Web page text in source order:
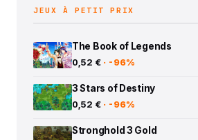
JEUX À PETIT PRIX
The Book of Legends
0,52 € · -96%
3 Stars of Destiny
0,52 € · -96%
Stronghold 3 Gold